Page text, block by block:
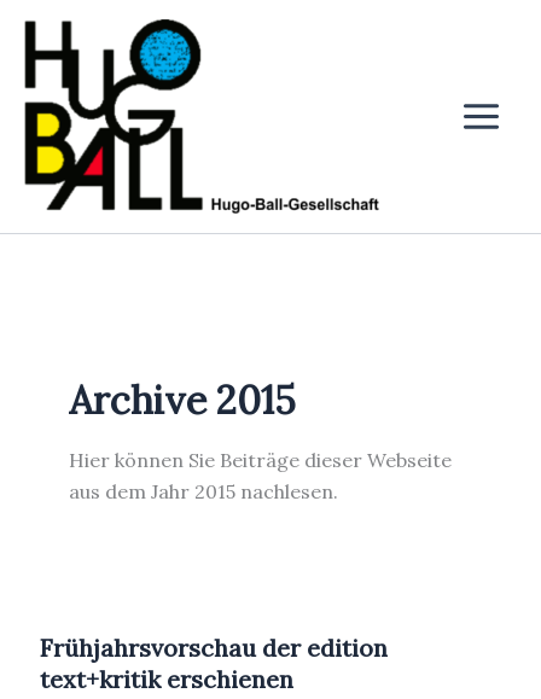
Zum
Inhalt
Archive 2015
Hier können Sie Beiträge dieser Webseite
aus dem Jahr 2015 nachlesen.
Frühjahrsvorschau der edition
text+kritik erschienen